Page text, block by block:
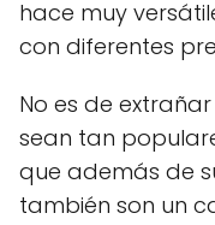
hace muy
con diferentes
No es de
sean tan
que además de
también son un